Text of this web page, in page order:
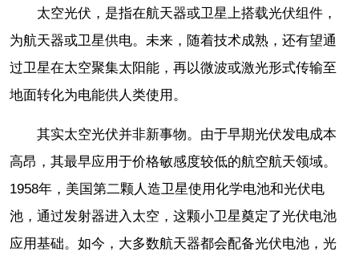
太空光伏，是指在航天器或卫星上搭载光伏组件，
为航天器或卫星供电。未来，随着技术成熟，还有望通
过卫星在太空聚集太阳能，再以微波或激光形式传输至
地面转化为电能供人类使用。
其实太空光伏并非新事物。由于早期光伏发电成本
高昂，其最早应用于价格敏感度较低的航空航天领域。
1958年，美国第二颗人造卫星使用化学电池和光伏电
池，通过发射器进入太空，这颗小卫星奠定了光伏电池
应用基础。如今，大多数航天器都会配备光伏电池，光